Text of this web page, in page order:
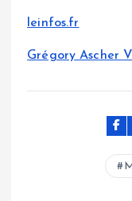
leinfos.fr
Grégory Ascher